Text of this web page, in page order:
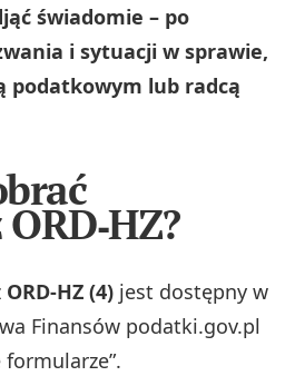
świadomie – po
i sytuacji w sprawie,
podatkowym lub radcą
ORD‑HZ (4) jest dostępny w
Finansów podatki.gov.pl
formularze”.